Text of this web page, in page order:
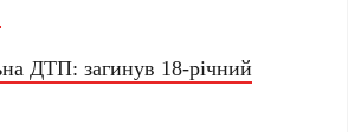
ДТП: загинув 18-річний